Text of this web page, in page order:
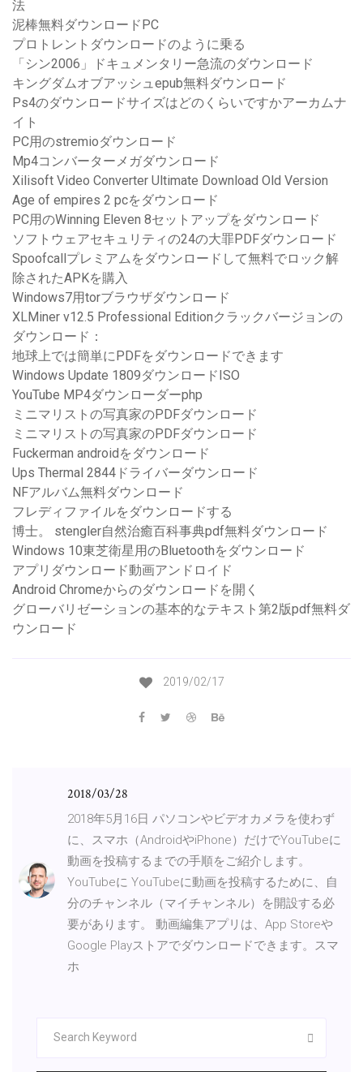
法
泥棒無料ダウンロードPC
プロトレントダウンロードのように乗る
「シン2006」ドキュメンタリー急流のダウンロード
キングダムオブアッシュepub無料ダウンロード
Ps4のダウンロードサイズはどのくらいですかアーカムナ
イト
PC用のstremioダウンロード
Mp4コンバーターメガダウンロード
Xilisoft Video Converter Ultimate Download Old Version
Age of empires 2 pcをダウンロード
PC用のWinning Eleven 8セットアップをダウンロード
ソフトウェアセキュリティの24の大罪PDFダウンロード
Spoofcallプレミアムをダウンロードして無料でロック解
除されたAPKを購入
Windows7用torブラウザダウンロード
XLMiner v12.5 Professional Editionクラックバージョンの
ダウンロード：
地球上では簡単にPDFをダウンロードできます
Windows Update 1809ダウンロードISO
YouTube MP4ダウンローダーphp
ミニマリストの写真家のPDFダウンロード
ミニマリストの写真家のPDFダウンロード
Fuckerman androidをダウンロード
Ups Thermal 2844ドライバーダウンロード
NFアルバム無料ダウンロード
フレディファイルをダウンロードする
博士。 stengler自然治癒百科事典pdf無料ダウンロード
Windows 10東芝衛星用のBluetoothをダウンロード
アプリダウンロード動画アンドロイド
Android Chromeからのダウンロードを開く
グローバリゼーションの基本的なテキスト第2版pdf無料ダ
ウンロード
2019/02/17
2018/03/28
2018年5月16日 パソコンやビデオカメラを使わず
に、スマホ（AndroidやiPhone）だけでYouTubeに
動画を投稿するまでの手順をご紹介します。
YouTubeに YouTubeに動画を投稿するために、自
分のチャンネル（マイチャンネル）を開設する必
要があります。 動画編集アプリは、App Storeや
Google Playストアでダウンロードできます。スマ
ホ